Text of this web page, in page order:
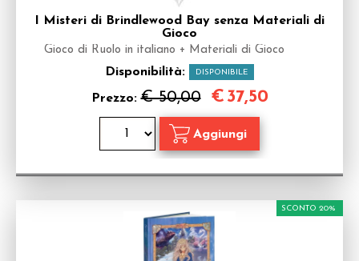
I Misteri di Brindlewood Bay senza Materiali di
Gioco
Gioco di Ruolo in italiano + Materiali di Gioco
Disponibilità: DISPONIBILE
Prezzo:€ 50,00 € 37,50
SCONTO 20%